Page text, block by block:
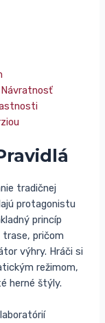
tradičnej
protagonistu
princíp
trase, pričom
výhry. Hráči si
režimom,
herné štýly.